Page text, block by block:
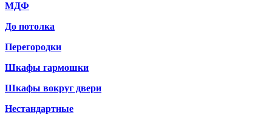
МДФ
До потолка
Перегородки
Шкафы гармошки
Шкафы вокруг двери
Нестандартные